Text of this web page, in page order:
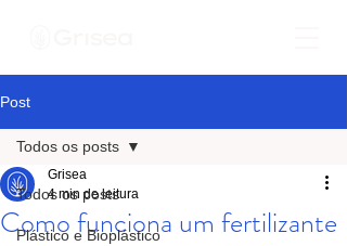
Post
Todos os posts
Plástico e Bioplástico
Todos os posts
Como funciona um fertilizante
Grisea
4 min de leitura